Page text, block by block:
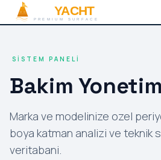
SISTEM PANELI
Bakim
Marka ve modelinize ozel
boya katman analizi ve teknik
veritabani.